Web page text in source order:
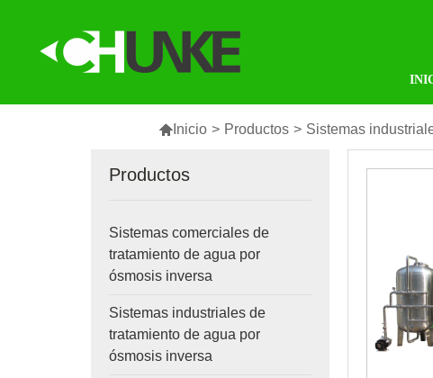
 Inicio > Productos > Sistemas
Productos
Sistemas comerciales de
tratamiento de agua por
ósmosis inversa
Sistemas industriales de
tratamiento de agua por
ósmosis inversa